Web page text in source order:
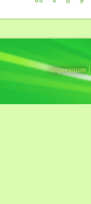
Impressum